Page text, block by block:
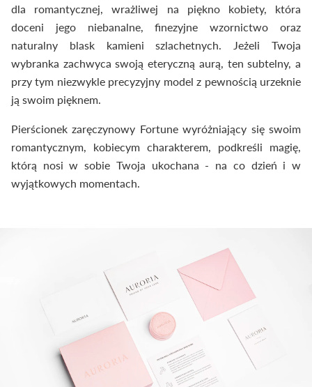
dla romantycznej, wrażliwej na piękno kobiety, która
doceni jego niebanalne, finezyjne wzornictwo oraz
naturalny blask kamieni szlachetnych. Jeżeli Twoja
wybranka zachwyca swoją eteryczną aurą, ten subtelny, a
przy tym niezwykle precyzyjny model z pewnością urzeknie
ją swoim pięknem.
Pierścionek zaręczynowy Fortune wyróżniający się swoim
romantycznym, kobiecym charakterem, podkreśli magię,
którą nosi w sobie Twoja ukochana - na co dzień i w
wyjątkowych momentach.